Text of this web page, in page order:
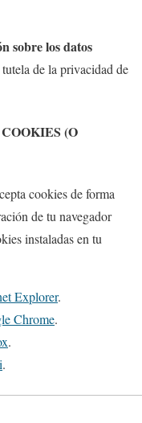
sobre los datos
de la privacidad de
(O
cookies de forma
de tu navegador
instaladas en tu
Explorer.
Chrome.
.
.